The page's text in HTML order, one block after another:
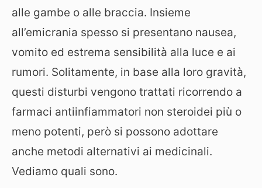
alle gambe o alle braccia. Insieme
all’emicrania spesso si presentano nausea,
vomito ed estrema sensibilità alla luce e ai
rumori. Solitamente, in base alla loro gravità,
questi disturbi vengono trattati ricorrendo a
farmaci antiinfiammatori non steroidei più o
meno potenti, però si possono adottare
anche metodi alternativi ai medicinali.
Vediamo quali sono.